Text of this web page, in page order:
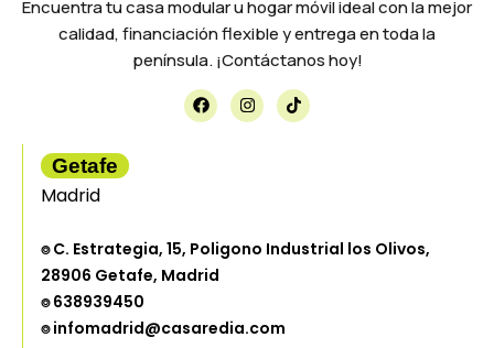
Encuentra tu casa modular u hogar móvil ideal con la mejor
calidad, financiación flexible y entrega en toda la
península. ¡Contáctanos hoy!
Getafe
Madrid
⌾ C. Estrategia, 15, Poligono Industrial los Olivos,
28906 Getafe, Madrid
⌾ 638939450
⌾ infomadrid@casaredia.com